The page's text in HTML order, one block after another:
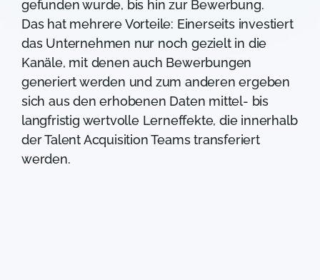
gefunden wurde, bis hin zur Bewerbung.
Das hat mehrere Vorteile: Einerseits investiert
das Unternehmen nur noch gezielt in die
Kanäle, mit denen auch Bewerbungen
generiert werden und zum anderen ergeben
sich aus den erhobenen Daten mittel- bis
langfristig wertvolle Lerneffekte, die innerhalb
der Talent Acquisition Teams transferiert
werden.